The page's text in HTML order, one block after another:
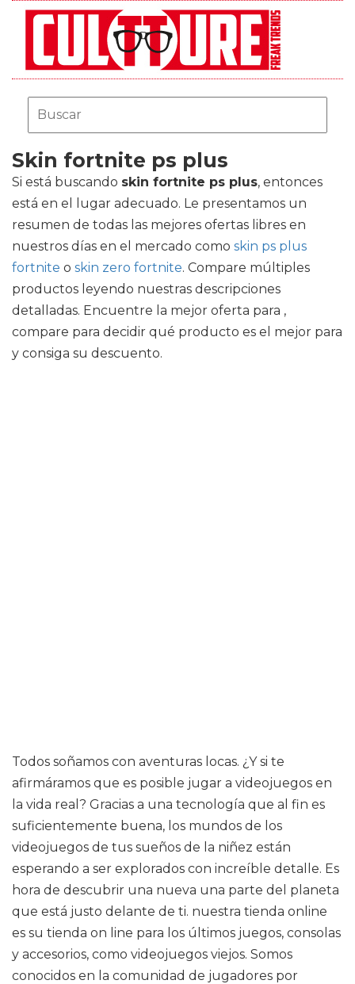
Skin fortnite ps plus
Si está buscando skin fortnite ps plus, entonces
está en el lugar adecuado. Le presentamos un
resumen de todas las mejores ofertas libres en
nuestros días en el mercado como skin ps plus
fortnite o skin zero fortnite. Compare múltiples
productos leyendo nuestras descripciones
detalladas. Encuentre la mejor oferta para ,
compare para decidir qué producto es el mejor para
y consiga su descuento.
Todos soñamos con aventuras locas. ¿Y si te
afirmáramos que es posible jugar a videojuegos en
la vida real? Gracias a una tecnología que al fin es
suficientemente buena, los mundos de los
videojuegos de tus sueños de la niñez están
esperando a ser explorados con increíble detalle. Es
hora de descubrir una nueva una parte del planeta
que está justo delante de ti. nuestra tienda online
es su tienda on line para los últimos juegos, consolas
y accesorios, como videojuegos viejos. Somos
conocidos en la comunidad de jugadores por